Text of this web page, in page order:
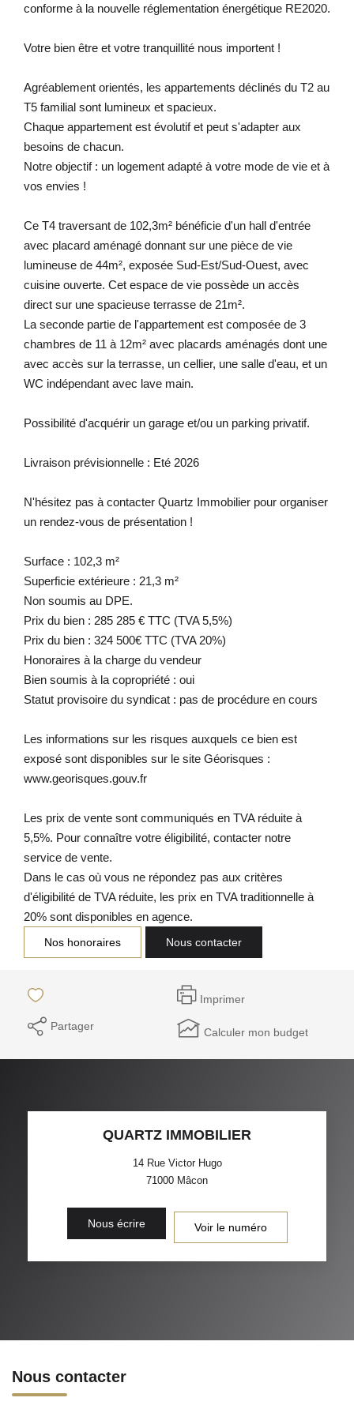
conforme à la nouvelle réglementation énergétique RE2020.
Votre bien être et votre tranquillité nous importent !
Agréablement orientés, les appartements déclinés du T2 au
T5 familial sont lumineux et spacieux.
Chaque appartement est évolutif et peut s'adapter aux
besoins de chacun.
Notre objectif : un logement adapté à votre mode de vie et à
vos envies !
Ce T4 traversant de 102,3m² bénéficie d'un hall d'entrée
avec placard aménagé donnant sur une pièce de vie
lumineuse de 44m², exposée Sud-Est/Sud-Ouest, avec
cuisine ouverte. Cet espace de vie possède un accès
direct sur une spacieuse terrasse de 21m².
La seconde partie de l'appartement est composée de 3
chambres de 11 à 12m² avec placards aménagés dont une
avec accès sur la terrasse, un cellier, une salle d'eau, et un
WC indépendant avec lave main.
Possibilité d'acquérir un garage et/ou un parking privatif.
Livraison prévisionnelle : Eté 2026
N'hésitez pas à contacter Quartz Immobilier pour organiser
un rendez-vous de présentation !
Surface : 102,3 m²
Superficie extérieure : 21,3 m²
Non soumis au DPE.
Prix du bien : 285 285 € TTC (TVA 5,5%)
Prix du bien : 324 500€ TTC (TVA 20%)
Honoraires à la charge du vendeur
Bien soumis à la copropriété : oui
Statut provisoire du syndicat : pas de procédure en cours
Les informations sur les risques auxquels ce bien est
exposé sont disponibles sur le site Géorisques :
www.georisques.gouv.fr
Les prix de vente sont communiqués en TVA réduite à
5,5%. Pour connaître votre éligibilité, contacter notre
service de vente.
Dans le cas où vous ne répondez pas aux critères
d'éligibilité de TVA réduite, les prix en TVA traditionnelle à
20% sont disponibles en agence.
Nos honoraires Nous contacter
Imprimer
Partager Calculer mon budget
QUARTZ IMMOBILIER
14 Rue Victor Hugo
71000 Mâcon
Nous écrire Voir le numéro
Nous contacter